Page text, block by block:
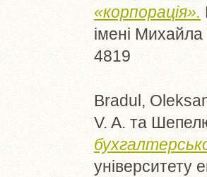
«корпорація».
імені
4819
Bradul,
V. A. та
університету